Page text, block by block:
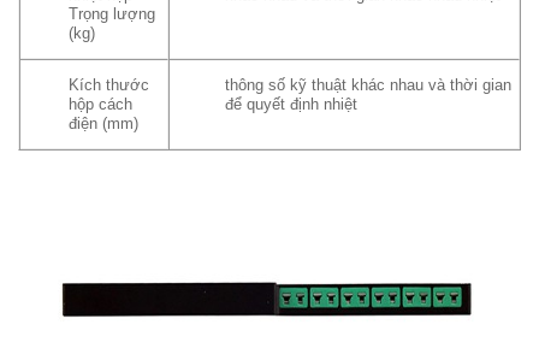
Trọng lượng
(kg)
Kích thước
hộp cách
điện (mm)
thông số kỹ thuật khác nhau và thời gian
để quyết định nhiệt